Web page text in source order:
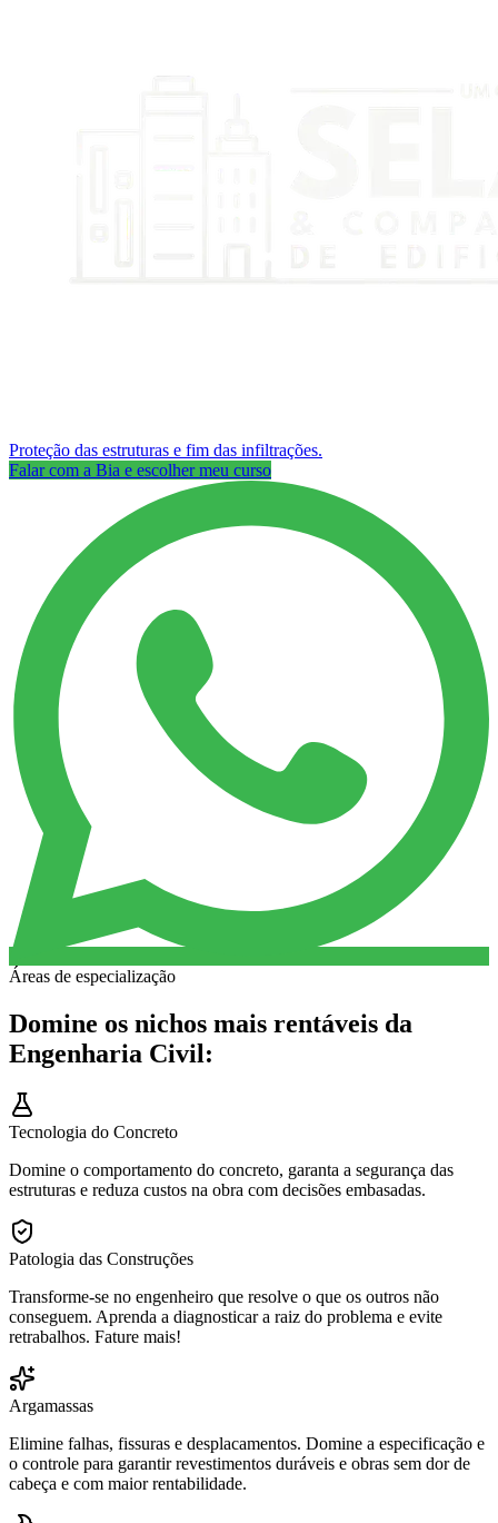
Proteção das estruturas e fim das infiltrações.
Falar com a Bia e escolher meu curso
Áreas de especialização
Domine os nichos mais rentáveis da
Engenharia Civil:
Tecnologia do Concreto
Domine o comportamento do concreto, garanta a segurança das
estruturas e reduza custos na obra com decisões embasadas.
Patologia das Construções
Transforme-se no engenheiro que resolve o que os outros não
conseguem. Aprenda a diagnosticar a raiz do problema e evite
retrabalhos. Fature mais!
Argamassas
Elimine falhas, fissuras e desplacamentos. Domine a especificação e
o controle para garantir revestimentos duráveis e obras sem dor de
cabeça e com maior rentabilidade.